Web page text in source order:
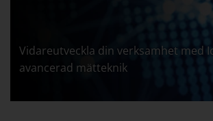
Vidareutveckla din verksamhet med
avancerad mätteknik